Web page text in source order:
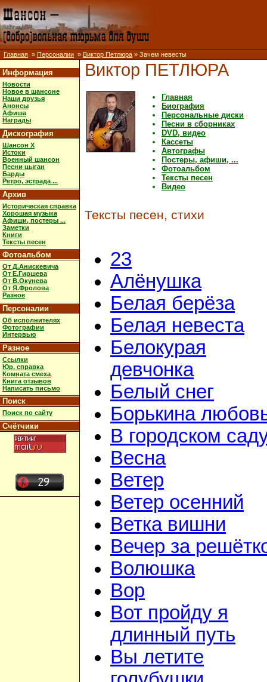
Главная » Персоналии » Виктор Петлюра » Зачем невесты
Информация
Новости
Новое в шансоне
Наши друзья
Анонсы
Афиша
Награды
Дискография
Шансон X
Истоки
Военный шансон
Песни цыган
Барды
Ретро, эстрада ...
Архив
Историческая справка
Хорошая музыка
Афиши, постеры ...
Заметки
Книги
Тексты песен
Фотоальбом
От Д.Анискевича
От Е.Гиршева
От В.Окунева
От Я.Фролова
Разное
Персоналии
Об исполнителях
Фотографии
Интервью
Разное
Ссылки
Юр. справка
Комната смеха
Книга отзывов
Написать письмо
Поиск
Поиск по сайту
Счётчики
Виктор ПЕТЛЮРА
Главная
Биография
Персональные диски
Песни в сборниках
DVD, видео
Кассеты
Автографы
Постеры, афиши, ...
Фотоальбом
Тексты песен
Видео
Тексты песен, стихи
23
Алёнушка
Белая берёза
Белая невеста
Белокурая
девчонка
Белый снег
Борькина
В городском
Весна
Ветер
Ветер осенний
Ветка вишни
Вечер за
Волюшка
Вор
Вот пройду я
длинный путь
Вы летите